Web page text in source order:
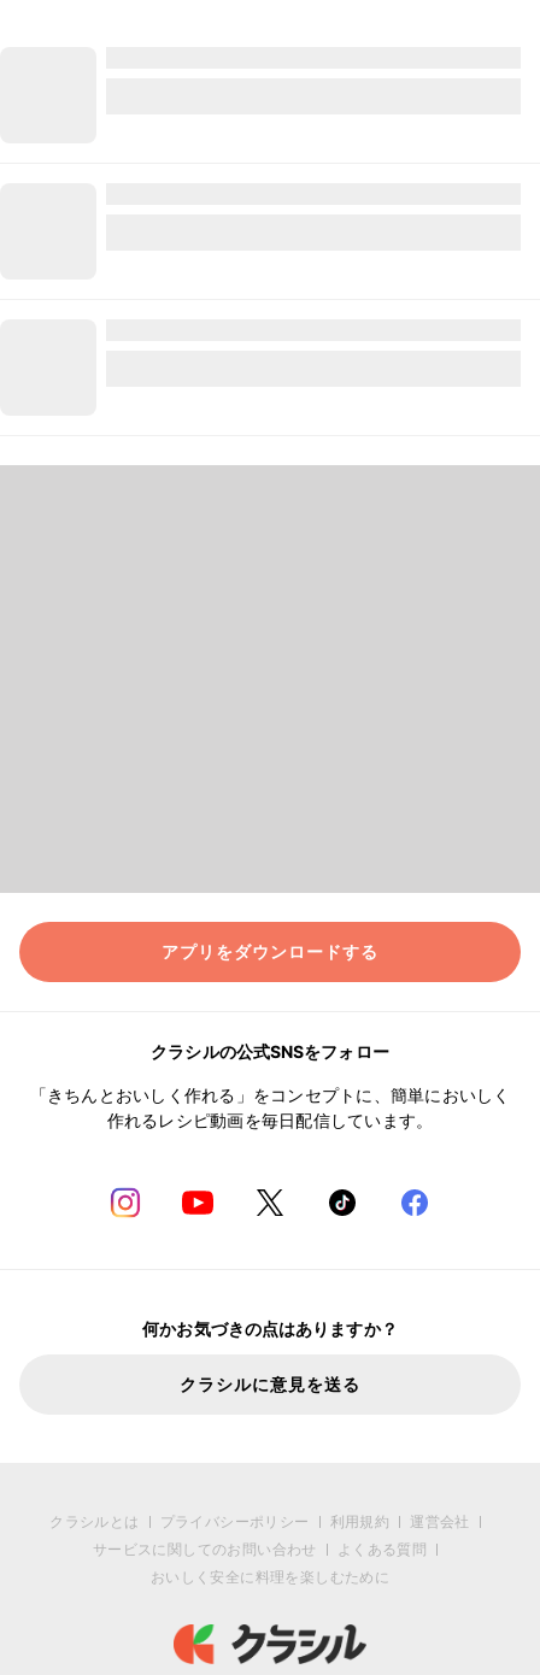
アプリをダウンロードする
クラシルの公式SNSをフォロー
「きちんとおいしく作れる」をコンセプトに、簡単においしく
作れるレシピ動画を毎日配信しています。
何かお気づきの点はありますか？
クラシルに意見を送る
クラシルとは プライバシーポリシー 利用規約
運営会社
サービスに関してのお問い合わせ
よくある質問
おいしく安全に料理を楽しむために